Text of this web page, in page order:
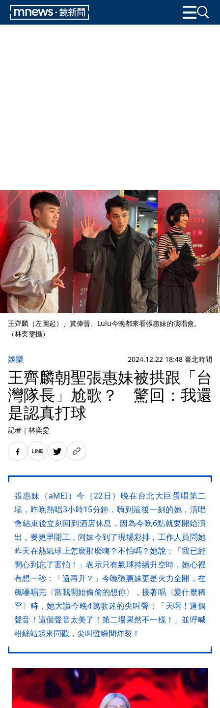
王齊麟（左圖起）、黃偉晉、Lulu今晚都來看張惠妹的演唱會。
（林奕雯攝）
娛樂 2024.12.22 18:48 臺北時間
王齊麟朝聖張惠妹被拱跟「台
灣隊長」尬歌？ 驚回：我還
是認真打球
記者 ｜ 林奕雯
張惠妹（aMEI）今（22日）晚在台北大巨蛋唱第二
場，昨晚熱唱3小時15分鐘，嗨到最後一刻的她，演唱
會結束後立刻回到酒店休息，因為今晚6點就要開始演
出，要更早開工，阿妹今到了現場彩排，工作人員問她
昨天在熱氣球上怎麼那麼嗨？不怕嗎？她說：「我已經
開心到忘了害怕！」表示只有氣球持續升空時，她心裡
有想一秒：「還再升？」今晚張惠妹更是火力全開，在
飆嗓唱完〈當我開始偷偷的想你〉，接著唱〈愛什麼稀
罕〉時，她大讚今晚4萬歌迷的尖叫聲：「天啊！這個
聲音！這個聲音太美了！第二場果然不一樣！」並呼喊
粉絲站起來同歡，尖叫聲瞬間炸裂！